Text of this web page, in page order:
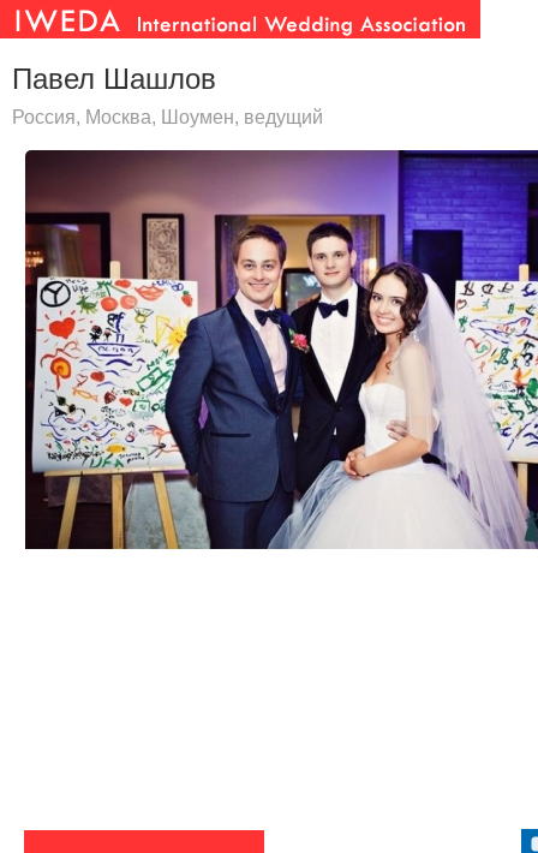
Павел Шашлов
Россия, Москва, Шоумен, ведущий